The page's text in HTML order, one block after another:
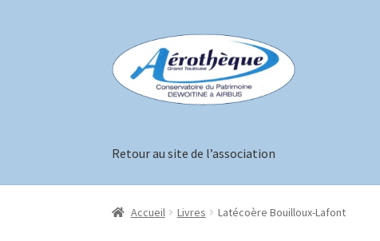
Aller
à
la
navigation
Aller
au
contenu
Retour au site de l’association
Accueil Boutique Conditions générales de vente
Accueil Livres Latécoère Bouilloux-Lafont